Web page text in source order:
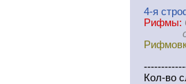
4-я
Рифмы:
Кол-во